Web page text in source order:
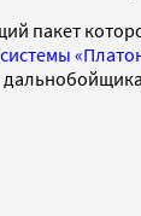
пакет